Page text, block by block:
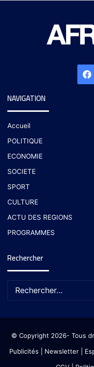
NAVIGATION
Accueil
POLITIQUE
ECONOMIE
SOCIETE
SPORT
CULTURE
ACTU DES REGIONS
PROGRAMMES
Rechercher
© Copyright 2026- Tous
Publicités
Newsletter|